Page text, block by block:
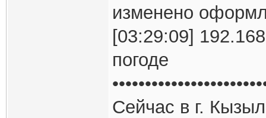
изменено
[03:29:09]
погоде
Сейчас в г.